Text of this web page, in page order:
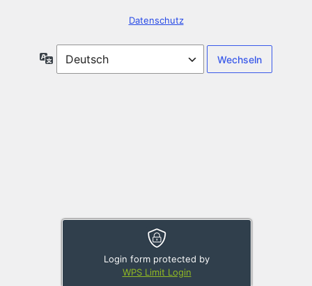
Login form protected by
WPS Limit Login
Datenschutz
Sprache